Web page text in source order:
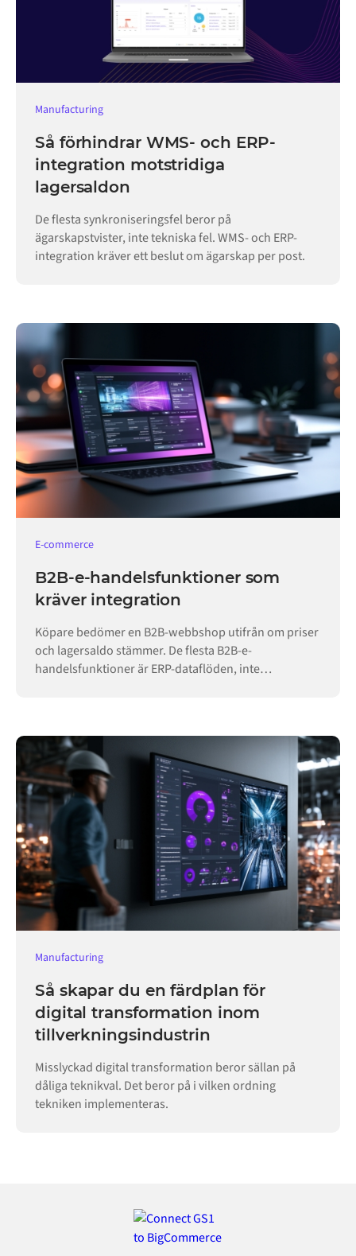
Manufacturing
Så förhindrar WMS- och ERP-
integration motstridiga
lagersaldon
De flesta synkroniseringsfel beror på
ägarskapstvister, inte tekniska fel. WMS- och ERP-
integration kräver ett beslut om ägarskap per post.
E-commerce
B2B-e-handelsfunktioner som
kräver integration
Köpare bedömer en B2B-webbshop utifrån om priser
och lagersaldo stämmer. De flesta B2B-e-
handelsfunktioner är ERP-dataflöden, inte
Manufacturing
Så skapar du en färdplan för
digital transformation inom
tillverkningsindustrin
Misslyckad digital transformation beror sällan på
dåliga teknikval. Det beror på i vilken ordning
tekniken implementeras.